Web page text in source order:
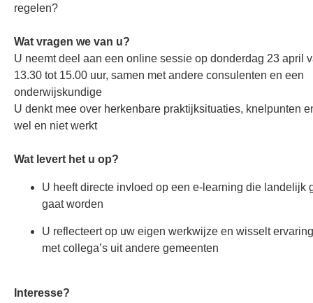
regelen?
Wat vragen we van u?
U neemt deel aan een online sessie op donderdag 23 april
13.30 tot 15.00 uur, samen met andere consulenten en een
onderwijskundige
U denkt mee over herkenbare praktijksituaties, knelpunten
wel en niet werkt
Wat levert het u op?
U heeft directe invloed op een e-learning die landelijk
gaat worden
U reflecteert op uw eigen werkwijze en wisselt
met collega’s uit andere gemeenten
Interesse?